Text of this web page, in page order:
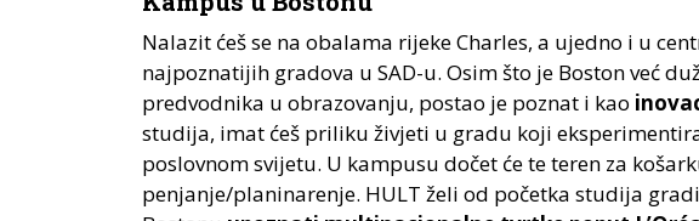
Nalazit ćeš se na obalama rijeke Charles, a ujedno i u
najpoznatijih gradova u SAD-u. Osim što je Boston već
predvodnika u obrazovanju, postao je poznat i kao
studija, imat ćeš priliku živjeti u gradu koji
poslovnom svijetu. U kampusu dočet će te teren za
penjanje/planinarenje. HULT želi od početka studija